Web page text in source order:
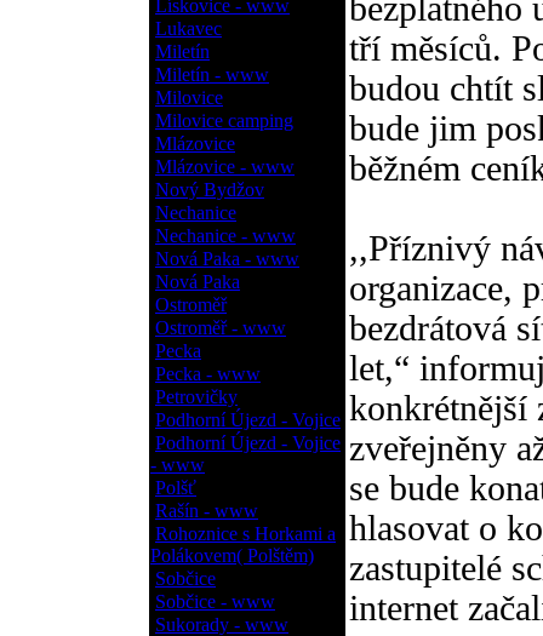
Lískovice - www
Lukavec
Miletín
Miletín - www
Milovice
Milovice camping
Mlázovice
Mlázovice - www
Nový Bydžov
Nechanice
Nechanice - www
Nová Paka - www
Nová Paka
Ostroměř
Ostroměř - www
Pecka
Pecka - www
Petrovičky
Podhorní Újezd - Vojice
Podhorní Újezd - Vojice
- www
Polšť
Rašín - www
Rohoznice s Horkami a
Polákovem( Polštěm)
Sobčice
Sobčice - www
Sukorady - www
bezplatného
tří měsíců.
budou chtít
bude jim
běžném
,,Příznivý
organizace,
bezdrátová
let,“
konkrétnější
zveřejněny
se bude
hlasovat o
zastupitelé
internet